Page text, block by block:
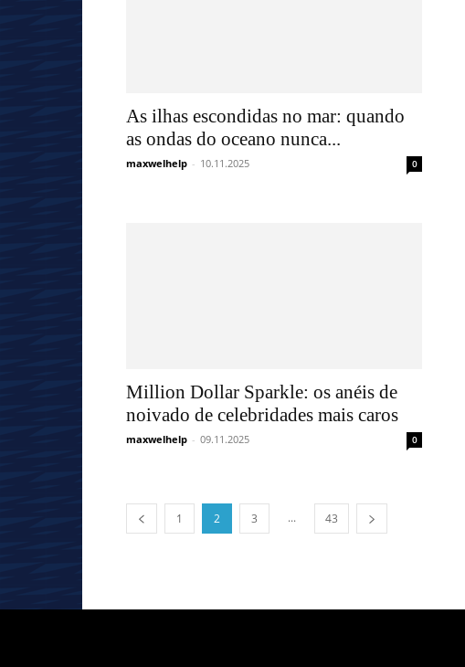
As ilhas escondidas no mar: quando
as ondas do oceano nunca...
maxwelhelp - 10.11.2025 0
Million Dollar Sparkle: os anéis de
noivado de celebridades mais caros
maxwelhelp - 09.11.2025 0
1 2 3 ... 43